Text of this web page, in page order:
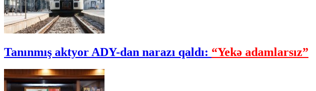
Tanınmış aktyor ADY-dan narazı qaldı: “Yekə adamlarsız”